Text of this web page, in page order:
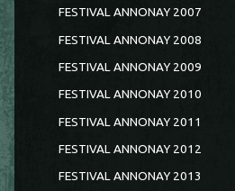
FESTIVAL ANNONAY 2007
FESTIVAL ANNONAY 2008
FESTIVAL ANNONAY 2009
FESTIVAL ANNONAY 2010
FESTIVAL ANNONAY 2011
FESTIVAL ANNONAY 2012
FESTIVAL ANNONAY 2013